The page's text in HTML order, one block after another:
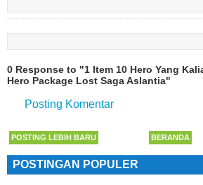
0 Response to "1 Item 10 Hero Yang
Hero Package Lost Saga Aslantia"
Posting Komentar
POSTING LEBIH BARU BERANDA
POSTINGAN POPULER